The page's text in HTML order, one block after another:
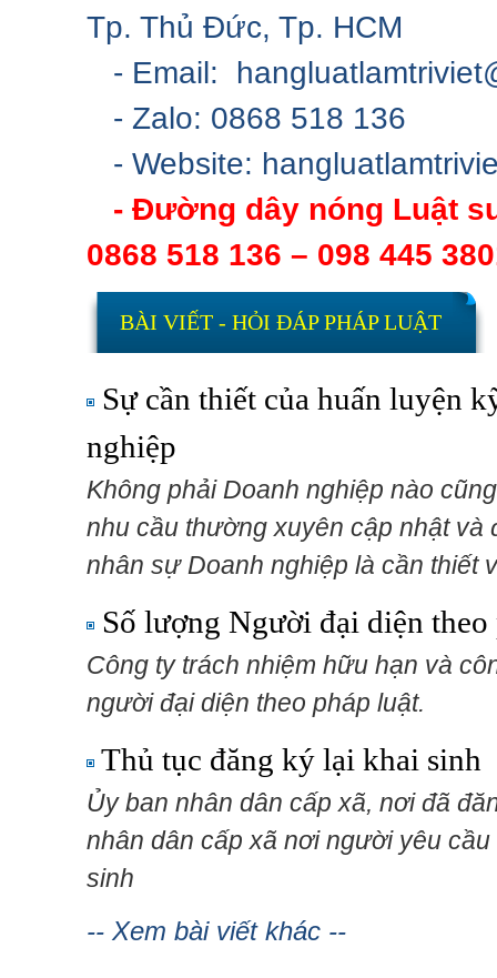
Tp. Thủ Đức, Tp. HCM
- Email:
- Zalo: 0868 518
- Website:
- Đường dây nóng Luật
0868 518 136 – 098 445
BÀI VIẾT - HỎI ĐÁP PHÁP LUẬT
Sự cần thiết của huấn luyện
nghiệp
Không phải Doanh nghiệp nào
nhu cầu thường xuyên cập nhật
nhân sự Doanh nghiệp là cần thiết
Số lượng Người đại diện
Công ty trách nhiệm hữu hạn và
người đại diện theo pháp luật.
Thủ tục đăng ký lại khai sinh
Ủy ban nhân dân cấp xã, nơi đã
nhân dân cấp xã nơi người yêu
sinh
-- Xem bài viết khác --